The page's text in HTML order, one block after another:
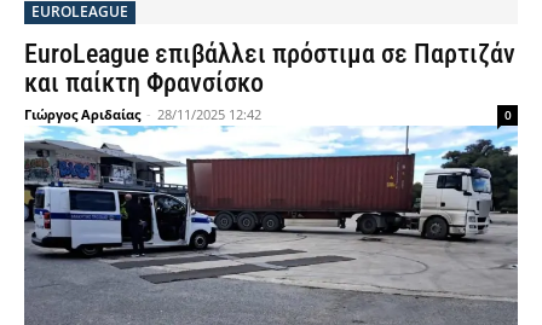
EUROLEAGUE
EuroLeague επιβάλλει πρόστιμα σε Παρτιζάν
και παίκτη Φρανσίσκο
Γιώργος Αριδαίας - 28/11/2025 12:42 0